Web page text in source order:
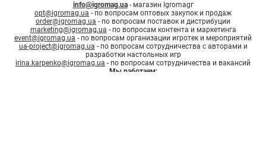
info@igromag.ua- магазин Igromagг
opt@igromag.ua - по вопросам оптовых закупок и продаж
order@igromag.ua - по вопросам поставок и дистрибуции
marketing@igromag.ua - по вопросам контента и маркетинга
event@igromag.ua - по вопросам организации игротек и мероприятий
ua-project@igromag.ua - по вопросам сотрудничества с авторами и
разработки настольных игр
irina.karpenko@igromag.ua - по вопросам сотрудничества и вакансий
Мы работаем: